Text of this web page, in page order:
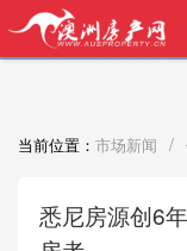
买家中介
当前位置： 市场新闻 /
悉尼房源创6